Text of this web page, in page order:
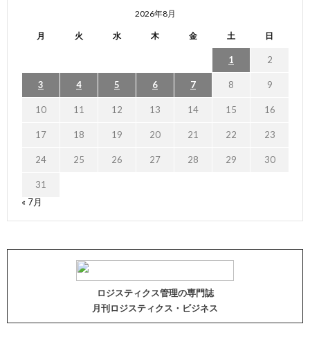
2026年8月
月 火 水 木 金 土 日
1 2
3 4 5 6 7 8 9
10 11 12 13 14 15 16
17 18 19 20 21 22 23
24 25 26 27 28 29 30
31
« 7月
ロジスティクス管理の専門誌
月刊ロジスティクス・ビジネス